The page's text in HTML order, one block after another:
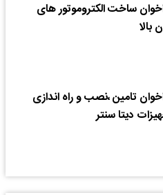
ساخت الکتروموتور های
بالا
تامین ،نصب و راه اندازی
دیتا سنتر